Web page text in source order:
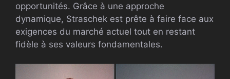
opportunités. Grâce à une approche
dynamique, Straschek est prête à faire face aux
exigences du marché actuel tout en restant
fidèle à ses valeurs fondamentales.